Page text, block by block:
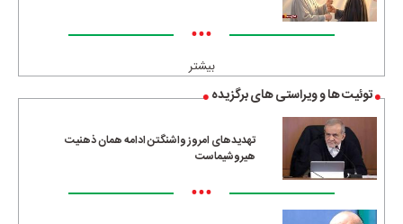
•••
بیشتر
توئیت ها و ویراستی های برگزیده
تهدیدهای امروز واشنگتن ادامه همان ذهنیت
هیروشیماست
•••